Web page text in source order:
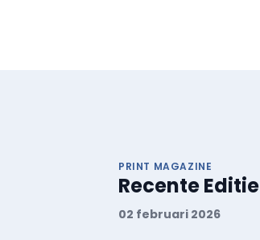
PRINT MAGAZINE
Recente Editie
02 februari 2026